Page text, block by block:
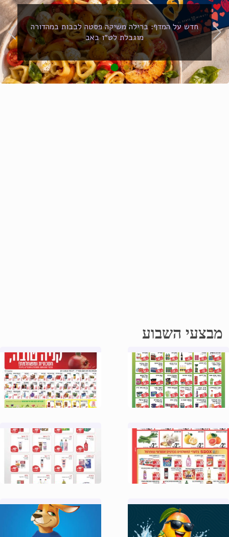
חדש על המדף: ברילה משיקה פסטה לבבות במהדורה
מוגבלת לט״ו באב
מבצעי השבוע